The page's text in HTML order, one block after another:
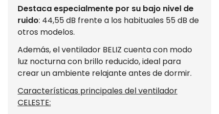
Destaca especialmente por su bajo nivel de
ruido: 44,55 dB frente a los habituales 55 dB de
otros modelos.
Además, el ventilador BELIZ cuenta con modo
luz nocturna con brillo reducido, ideal para
crear un ambiente relajante antes de dormir.
Características principales del ventilador
CELESTE: